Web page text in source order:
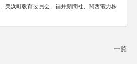
美浜町教育委員会、福井新聞社、関西電力株
一覧